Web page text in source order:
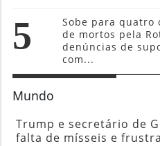
5
Sobe para quatro
de mortos pela
denúncias de
com...
Mundo
Trump e secretário de
falta de mísseis e